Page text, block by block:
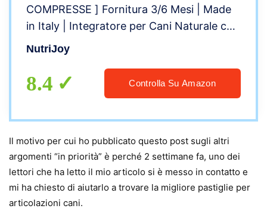
COMPRESSE ] Fornitura 3/6 Mesi | Made
in Italy | Integratore per Cani Naturale con
Curcuma | Condroitina, Artiglio del
NutriJoy
8.4 Controlla Su Amazon
Il motivo per cui ho pubblicato questo post sugli altri
argomenti “in priorità” è perché 2 settimane fa, uno dei
lettori che ha letto il mio articolo si è messo in contatto e
mi ha chiesto di aiutarlo a trovare la migliore pastiglie per
articolazioni cani.